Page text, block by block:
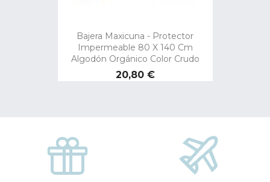
Bajera Maxicuna - Protector
Impermeable 80 X 140 Cm
Algodón Orgánico Color Crudo
Precio
20,80 €